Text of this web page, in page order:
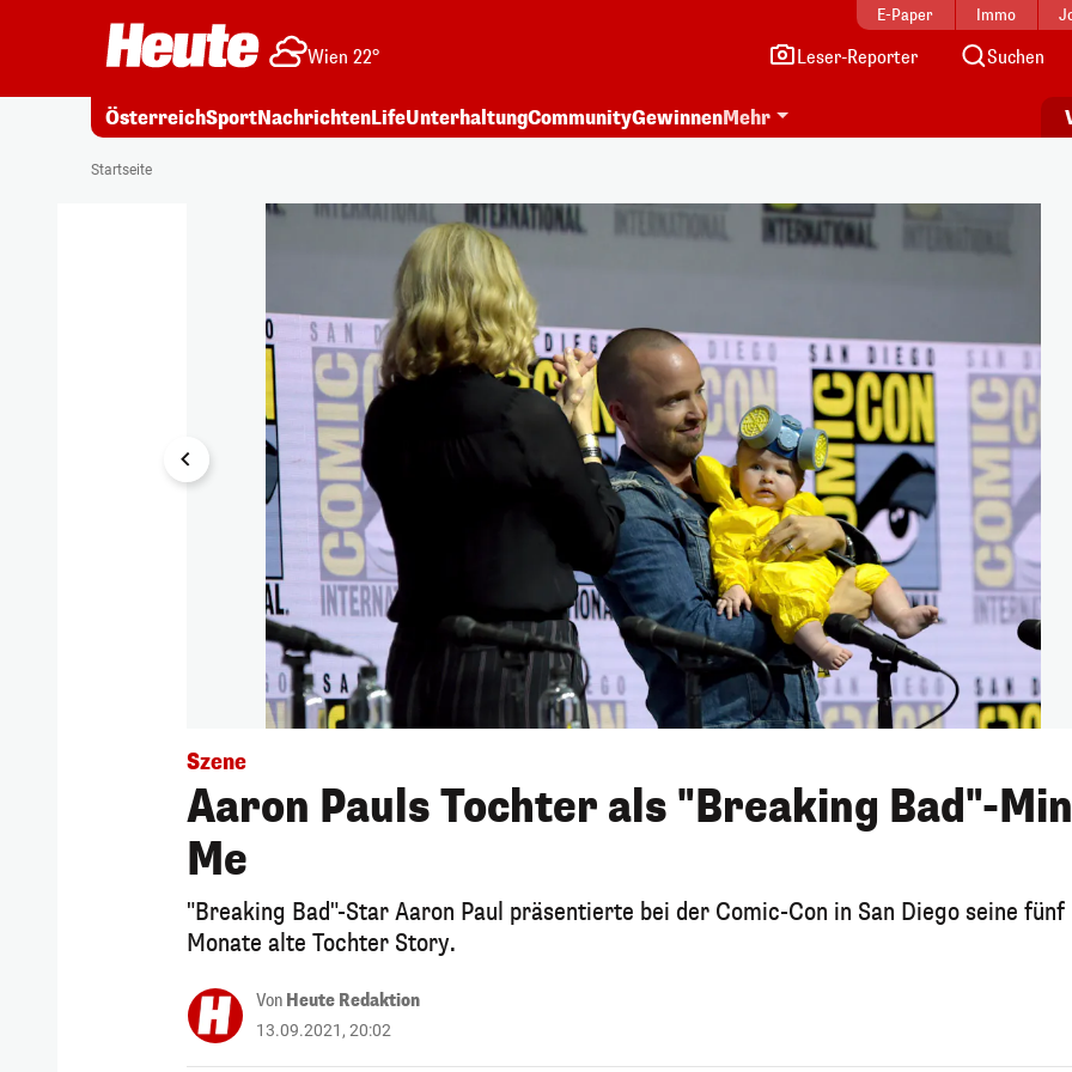
E-Paper Immo
Wien 22° Leser-Reporter Suchen
ÖsterreichSportNachrichtenLifeUnterhaltungCommunityGewinnenMehr
Startseite
Szene
Aaron Pauls Tochter als "Breaking Bad"-
Me
"Breaking Bad"-Star Aaron Paul präsentierte bei der Comic-Con in San Diego seine fünf
Monate alte Tochter Story.
Von Heute Redaktion
13.09.2021, 20:02